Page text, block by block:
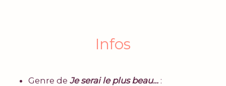
Infos
Genre deJe serai le plus beau… :